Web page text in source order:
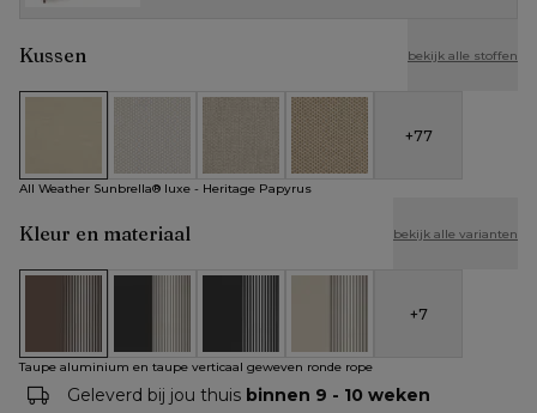
Kussen bekijk alle stoffen
All Weather Sunbrella® luxe - Heritage Papyrus
All Weather Cosytica - Althea Off White
All Weather Cosytica - Althea Chalk
All Weather Cosytica - Althea
+77
All Weather Sunbrella® luxe - Heritage Papyrus
Kleur en materiaal bekijk alle varianten
Taupe aluminium en taupe verticaal geweven ronde rope
Zwart aluminium en beige verticaal geweven
Zwart aluminium en zwart verticaal
Beige aluminium en beige
+7
Taupe aluminium en taupe verticaal geweven ronde rope
Geleverd bij jou thuis binnen 9 - 10 weken